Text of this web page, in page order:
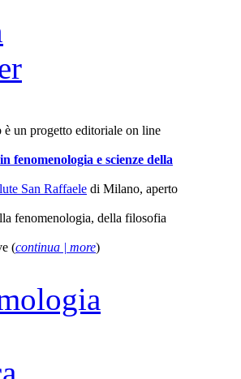
un progetto editoriale on line
fenomenologia e scienze della
San Raffaele di Milano, aperto
fenomenologia, della filosofia
(continua | more)